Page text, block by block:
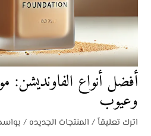
أفضل أنواع الفاونديشن:
وعيوب
اترك تعليقاً/ المنتجات الجديده /